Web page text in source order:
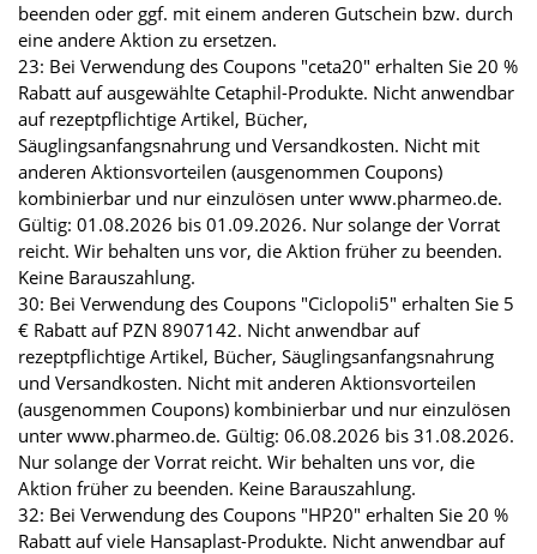
beenden oder ggf. mit einem anderen Gutschein bzw. durch
eine andere Aktion zu ersetzen.
23: Bei Verwendung des Coupons "ceta20" erhalten Sie 20 %
Rabatt auf ausgewählte Cetaphil-Produkte. Nicht anwendbar
auf rezeptpflichtige Artikel, Bücher,
Säuglingsanfangsnahrung und Versandkosten. Nicht mit
anderen Aktionsvorteilen (ausgenommen Coupons)
kombinierbar und nur einzulösen unter www.pharmeo.de.
Gültig: 01.08.2026 bis 01.09.2026. Nur solange der Vorrat
reicht. Wir behalten uns vor, die Aktion früher zu beenden.
Keine Barauszahlung.
30: Bei Verwendung des Coupons "Ciclopoli5" erhalten Sie 5
€ Rabatt auf PZN 8907142. Nicht anwendbar auf
rezeptpflichtige Artikel, Bücher, Säuglingsanfangsnahrung
und Versandkosten. Nicht mit anderen Aktionsvorteilen
(ausgenommen Coupons) kombinierbar und nur einzulösen
unter www.pharmeo.de. Gültig: 06.08.2026 bis 31.08.2026.
Nur solange der Vorrat reicht. Wir behalten uns vor, die
Aktion früher zu beenden. Keine Barauszahlung.
32: Bei Verwendung des Coupons "HP20" erhalten Sie 20 %
Rabatt auf viele Hansaplast-Produkte. Nicht anwendbar auf